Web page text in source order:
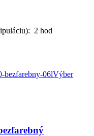
2 hod
Výber